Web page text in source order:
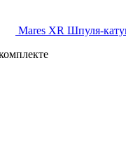
Mares XR Шпуля-